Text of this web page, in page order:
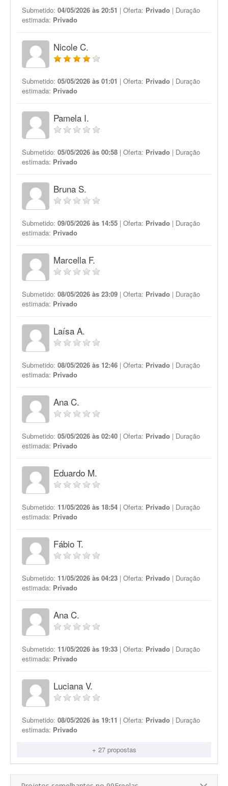
Submetido: 04/05/2026 às 20:51 | Oferta: Privado | Duração
estimada: Privado
Nicole C.
Submetido: 05/05/2026 às 01:01 | Oferta: Privado | Duração
estimada: Privado
Pamela I.
Submetido: 05/05/2026 às 00:58 | Oferta: Privado | Duração
estimada: Privado
Bruna S.
Submetido: 09/05/2026 às 14:55 | Oferta: Privado | Duração
estimada: Privado
Marcella F.
Submetido: 08/05/2026 às 23:09 | Oferta: Privado | Duração
estimada: Privado
Laísa A.
Submetido: 08/05/2026 às 12:46 | Oferta: Privado | Duração
estimada: Privado
Ana C.
Submetido: 05/05/2026 às 02:40 | Oferta: Privado | Duração
estimada: Privado
Eduardo M.
Submetido: 11/05/2026 às 18:54 | Oferta: Privado | Duração
estimada: Privado
Fábio T.
Submetido: 11/05/2026 às 04:23 | Oferta: Privado | Duração
estimada: Privado
Ana C.
Submetido: 11/05/2026 às 19:33 | Oferta: Privado | Duração
estimada: Privado
Luciana V.
Submetido: 08/05/2026 às 19:11 | Oferta: Privado | Duração
estimada: Privado
+ 27 propostas